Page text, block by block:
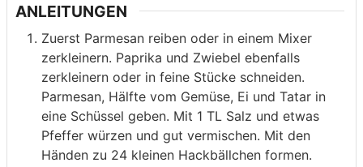
ANLEITUNGEN
Zuerst Parmesan reiben oder in einem Mixer
zerkleinern. Paprika und Zwiebel ebenfalls
zerkleinern oder in feine Stücke schneiden.
Parmesan, Hälfte vom Gemüse, Ei und Tatar in
eine Schüssel geben. Mit 1 TL Salz und etwas
Pfeffer würzen und gut vermischen. Mit den
Händen zu 24 kleinen Hackbällchen formen.